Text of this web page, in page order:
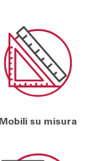
Mobili su misura